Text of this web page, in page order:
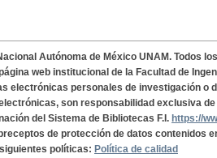
Autónoma de México UNAM. Todos
web institucional de la Facultad de
electrónicas personales de investigación o
son responsabilidad exclusiva
del Sistema de Bibliotecas F.I. https://
de protección de datos contenidos
políticas: Política de calidad